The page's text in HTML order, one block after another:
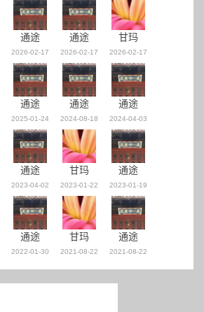
通途
2026-02-17
通途
2026-02-17
甘玛
2026-02-17
通途
2025-01-24
通途
2024-08-18
通途
2024-04-03
通途
2023-04-02
甘玛
2023-01-22
通途
2023-01-19
通途
2022-01-30
甘玛
2021-08-22
通途
2021-08-22